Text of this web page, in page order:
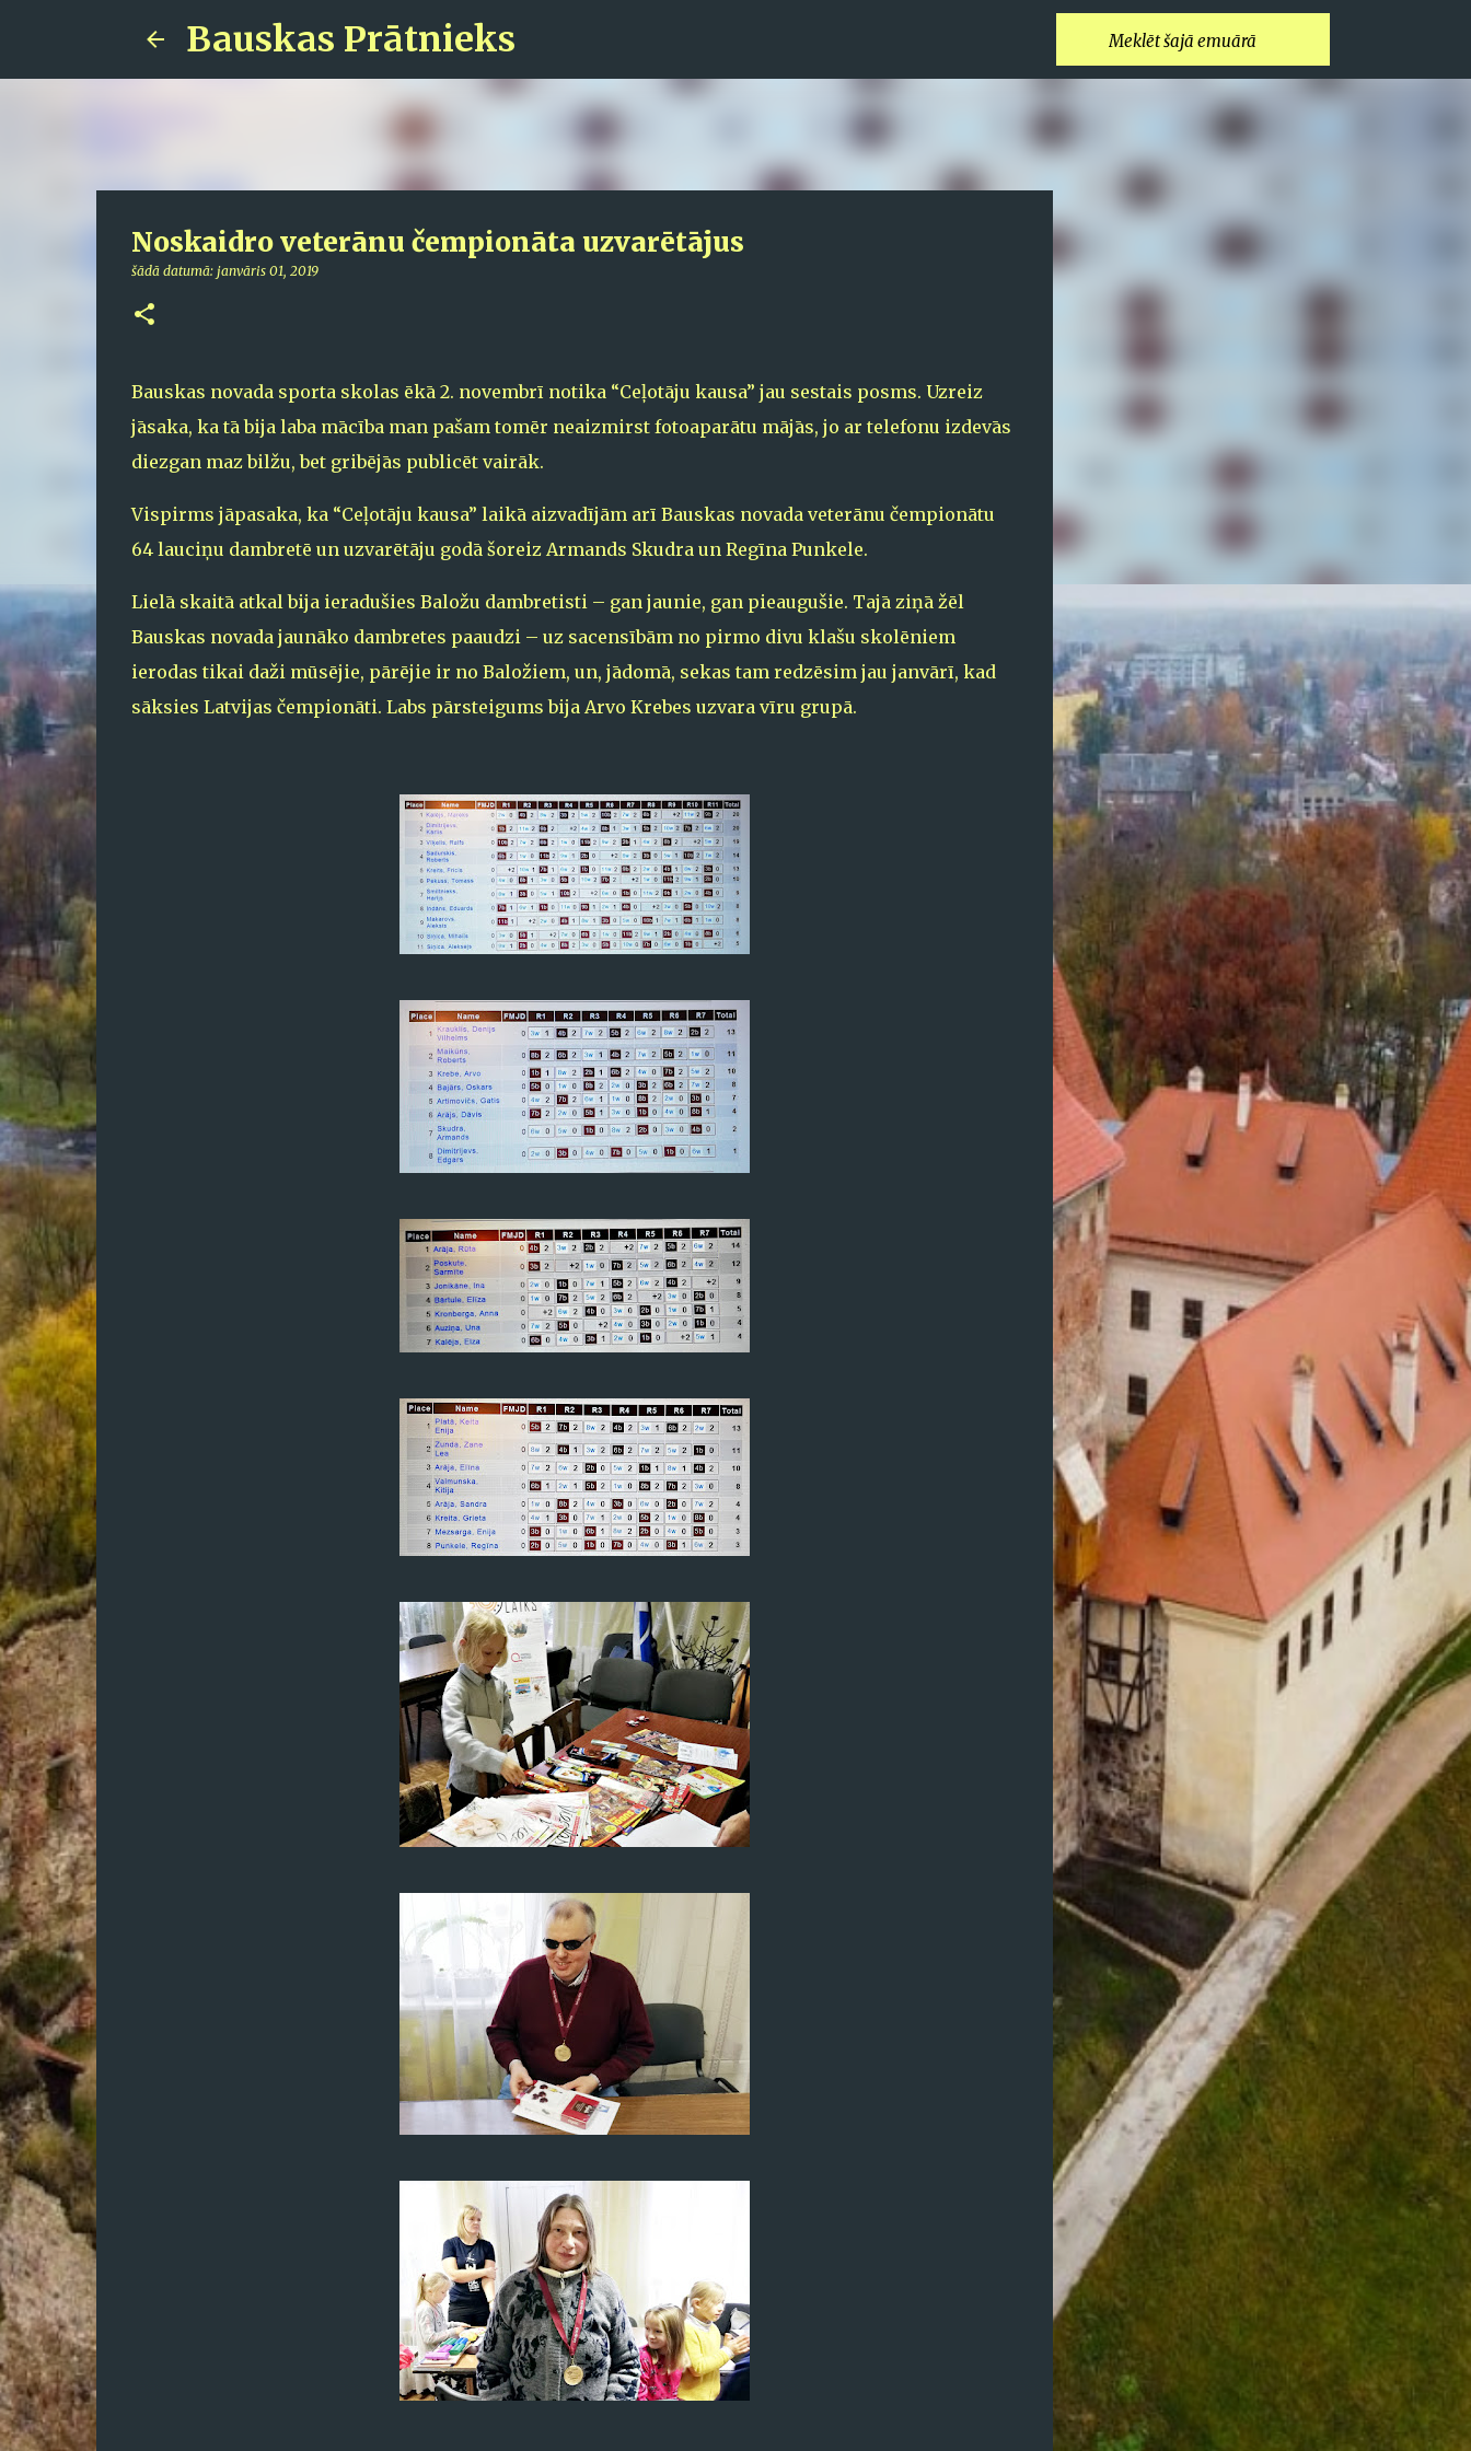
Bauskas Prātnieks
Noskaidro veterānu čempionāta uzvarētājus
šādā datumā: janvāris 01, 2019
Bauskas novada sporta skolas ēkā 2. novembrī notika “Ceļotāju kausa” jau sestais posms. Uzreiz
jāsaka, ka tā bija laba mācība man pašam tomēr neaizmirst fotoaparātu mājās, jo ar telefonu izdevās
diezgan maz bilžu, bet gribējās publicēt vairāk.
Vispirms jāpasaka, ka “Ceļotāju kausa” laikā aizvadījām arī Bauskas novada veterānu čempionātu
64 lauciņu dambretē un uzvarētāju godā šoreiz Armands Skudra un Regīna Punkele.
Lielā skaitā atkal bija ieradušies Baložu dambretisti – gan jaunie, gan pieaugušie. Tajā ziņā žēl
Bauskas novada jaunāko dambretes paaudzi – uz sacensībām no pirmo divu klašu skolēniem
ierodas tikai daži mūsējie, pārējie ir no Baložiem, un, jādomā, sekas tam redzēsim jau janvārī, kad
sāksies Latvijas čempionāti. Labs pārsteigums bija Arvo Krebes uzvara vīru grupā.